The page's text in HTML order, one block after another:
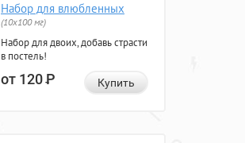
Набор для влюбленных
(10х100 мг)
Набор для двоих, добавь страсти
в постель!
от 120Р Купить